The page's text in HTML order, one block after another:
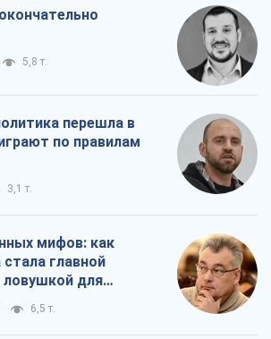
5,8 т.
перешла в
по правилам
3,1 т.
мифов: как
главной
ловушкой для
6,5 т.